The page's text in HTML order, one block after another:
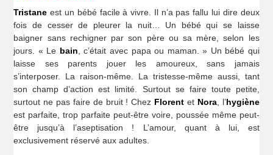
Tristane est un bébé facile à vivre. Il n’a pas fallu lui dire deux
fois de cesser de pleurer la nuit… Un bébé qui se laisse
baigner sans rechigner par son père ou sa mère, selon les
jours. « Le bain, c’était avec papa ou maman. » Un bébé qui
laisse ses parents jouer les amoureux, sans jamais
s’interposer. La raison-même. La tristesse-même aussi, tant
son champ d’action est limité. Surtout se faire toute petite,
surtout ne pas faire de bruit ! Chez Florent et Nora, l’hygiène
est parfaite, trop parfaite peut-être voire, poussée même peut-
être jusqu’à l’aseptisation ! L’amour, quant à lui, est
exclusivement réservé aux adultes.